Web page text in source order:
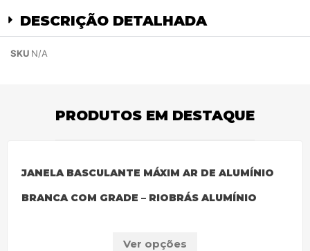
DESCRIÇÃO DETALHADA
SKU N/A
PRODUTOS EM DESTAQUE
JANELA BASCULANTE MÁXIM AR DE ALUMÍNIO
BRANCA COM GRADE – RIOBRÁS ALUMÍNIO
Ver opções